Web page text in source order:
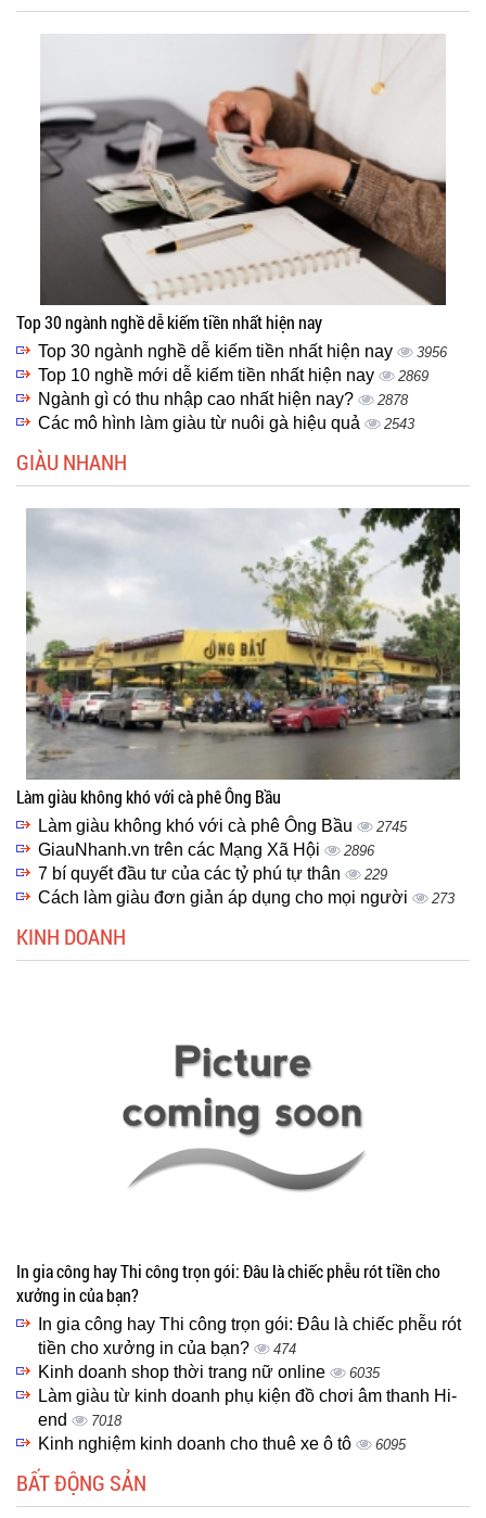
Top 30 ngành nghề dễ kiếm tiền nhất hiện nay
Top 30 ngành nghề dễ kiếm tiền nhất hiện nay 3956
Top 10 nghề mới dễ kiếm tiền nhất hiện nay 2869
Ngành gì có thu nhập cao nhất hiện nay? 2878
Các mô hình làm giàu từ nuôi gà hiệu quả 2543
GIÀU NHANH
Làm giàu không khó với cà phê Ông Bầu
Làm giàu không khó với cà phê Ông Bầu 2745
GiauNhanh.vn trên các Mạng Xã Hội 2896
7 bí quyết đầu tư của các tỷ phú tự thân 229
Cách làm giàu đơn giản áp dụng cho mọi người 273
KINH DOANH
In gia công hay Thi công trọn gói: Đâu là chiếc phễu rót tiền cho
xưởng in của bạn?
In gia công hay Thi công trọn gói: Đâu là chiếc phễu rót
tiền cho xưởng in của bạn?
474
Kinh doanh shop thời trang nữ online 6035
Làm giàu từ kinh doanh phụ kiện đồ chơi âm thanh Hi-
end
7018
Kinh nghiệm kinh doanh cho thuê xe ô tô 6095
BẤT ĐỘNG SẢN